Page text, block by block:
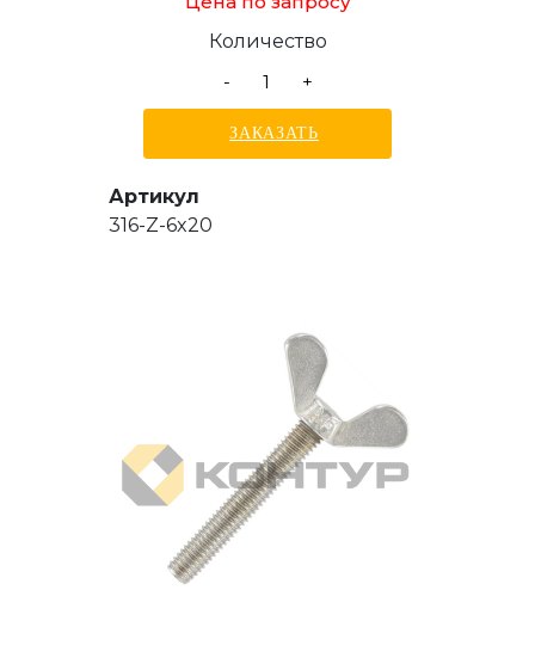
Количество
-
+
ЗАКАЗАТЬ
Артикул
316-Z-6x20